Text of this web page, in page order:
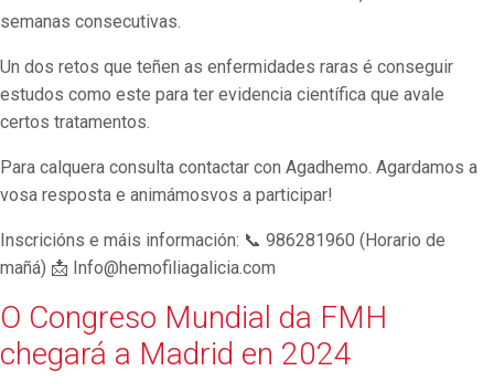
semanas consecutivas.
Un dos retos que teñen as enfermidades raras é conseguir
estudos como este para ter evidencia científica que avale
certos tratamentos.
Para calquera consulta contactar con Agadhemo. Agardamos a
vosa resposta e animámosvos a participar!
Inscricións e máis información: 📞 986281960 (Horario de
mañá) 📩 Info@hemofiliagalicia.com
O Congreso Mundial da FMH
chegará a Madrid en 2024